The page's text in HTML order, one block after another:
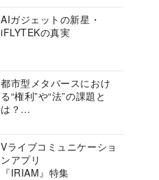
AIガジェットの新星・
iFLYTEKの真実
都市型メタバースにおけ
る“権利”や“法”の課題と
は？
ーシアムの挑戦に迫る
Vライブコミュニケーショ
ンアプリ
『IRIAM』特集